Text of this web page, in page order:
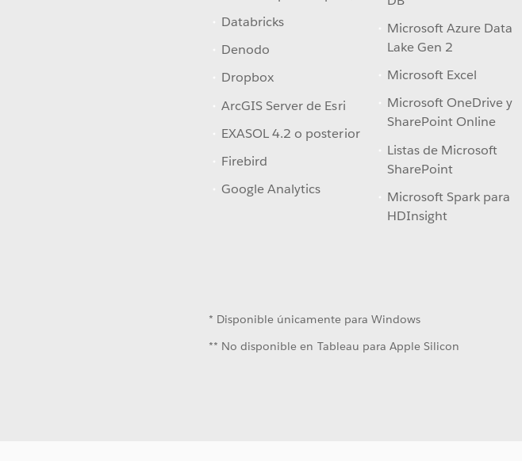
Databricks
Denodo
Dropbox
ArcGIS Server de Esri
EXASOL 4.2 o posterior
Firebird
Google Analytics
Microsoft Azure Data
Lake Gen 2
Microsoft Excel
Microsoft OneDrive y
SharePoint Online
Listas de Microsoft
SharePoint
Microsoft Spark para
HDInsight
* Disponible únicamente para Windows
** No disponible en Tableau para Apple Silicon